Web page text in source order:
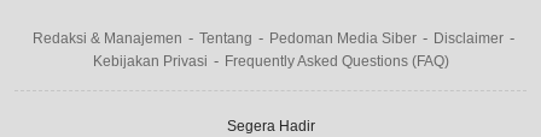
Redaksi & Manajemen Tentang Pedoman Media Siber
Disclaimer
Kebijakan Privasi
Frequently Asked Questions (FAQ)
Segera Hadir